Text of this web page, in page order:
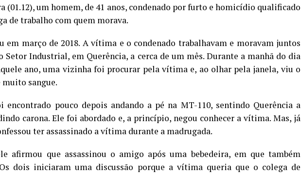
(01.12), um homem, de 41 anos, condenado por furto e homicídio qualificado
de trabalho com quem morava.
em março de 2018. A vítima e o condenado trabalhavam e moravam juntos
Setor Industrial, em Querência, a cerca de um mês. Durante a manhã do dia
ano, uma vizinha foi procurar pela vítima e, ao olhar pela janela, viu o
muito sangue.
encontrado pouco depois andando a pé na MT-110, sentindo Querência a
carona. Ele foi abordado e, a princípio, negou conhecer a vítima. Mas, já
ter assassinado a vítima durante a madrugada.
afirmou que assassinou o amigo após uma bebedeira, em que também
dois iniciaram uma discussão porque a vítima queria que o colega de